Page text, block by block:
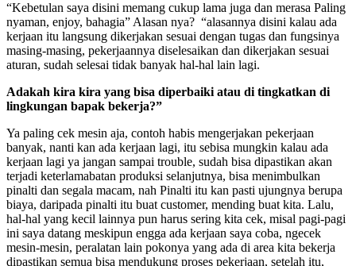
“Kebetulan saya disini memang cukup lama juga dan merasa Paling
nyaman, enjoy, bahagia” Alasan nya? “alasannya disini kalau ada
kerjaan itu langsung dikerjakan sesuai dengan tugas dan fungsinya
masing-masing, pekerjaannya diselesaikan dan dikerjakan sesuai
aturan, sudah selesai tidak banyak hal-hal lain lagi.
Adakah kira kira yang bisa diperbaiki atau di tingkatkan di
lingkungan bapak bekerja?”
Ya paling cek mesin aja, contoh habis mengerjakan pekerjaan
banyak, nanti kan ada kerjaan lagi, itu sebisa mungkin kalau ada
kerjaan lagi ya jangan sampai trouble, sudah bisa dipastikan akan
terjadi keterlamabatan produksi selanjutnya, bisa menimbulkan
pinalti dan segala macam, nah Pinalti itu kan pasti ujungnya berupa
biaya, daripada pinalti itu buat customer, mending buat kita. Lalu,
hal-hal yang kecil lainnya pun harus sering kita cek, misal pagi-pagi
ini saya datang meskipun engga ada kerjaan saya coba, ngecek
mesin-mesin, peralatan lain pokonya yang ada di area kita bekerja
dipastikan semua bisa mendukung proses pekerjaan, setelah itu,